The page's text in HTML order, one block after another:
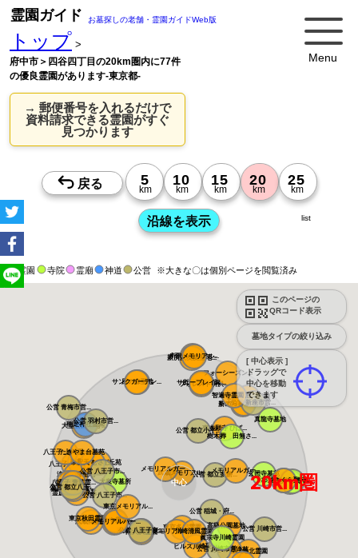
Menu
霊園ガイド お墓探しの老舗・霊園ガイドWeb版
トップ >
府中市＞四谷四丁目の20km圏内に77件
の優良霊園があります-東京都-
→ 郵便番号を入れるだけで
資料請求できる霊園がすぐ
見つかります
霊園 寺院 霊廟 神道 公営 ※大きな〇は個別ページを閲覧済み
このページの
QRコード表示
墓地タイプの絞り込み
[ 中心表示 ]
ドラッグで
中心を移動
できます
list
所沢聖地霊園
フォレスト所沢
風の森聖地
サンクガーデン...
フォーシーズン...
なごみの丘霊園
メモリアルパー...
新所沢友愛聖地...
所沢メモリアル...
新の丘さくら浄...
やすらぎ聖地霊...
サニープレイス...
公営 新座市営...
智遍寺霊園 恵...
東本願寺 ひば...
町田こもれびの...
武蔵岡霊園メモリアルパー...
東京多摩霊園
メモリアルフォ...
南大沢バードヒ...
南大沢霊園
東京ゆりが丘苑
八王子メモリア...
萩霊園
浄光の森聖地
帝釈天 むさし...
霊慶山妙観寺墓...
高級公園墓地 ...
八王子浄苑 で...
城山霊園
八王子 青葉霊...
東京秋田霊園まや霊園
八王子 上川霊...
大型公園墓地 ...
稲足神社霊園
大泉寺墓所
たきやま台墓苑
浄見寺
桜上水 みたま...
玄照寺墓苑
武蔵メモリアル...
築地本願寺 和...
公営 都立小平...
公営 都立多磨...
公営 都立八王...
公営 青梅市営...
公営 八王子市...
公営 八王子市...
公営 八王子市...
公営 羽村市営...
公営 稲城・府...
真龍寺墓地
メモリアルガー...
メモリアルパー...
杉並さくら聖苑
メモリアルガー...
樹木葬 田無さ...
東京メモリアル...
都筑港北霊園
あざみ野浄苑
ヒルズ川崎聖地
川崎清風霊園
高級公園墓地 ...
公営 川崎市営...
公営 川崎市営...
眞宗寺川崎霊園
中心 20km圏